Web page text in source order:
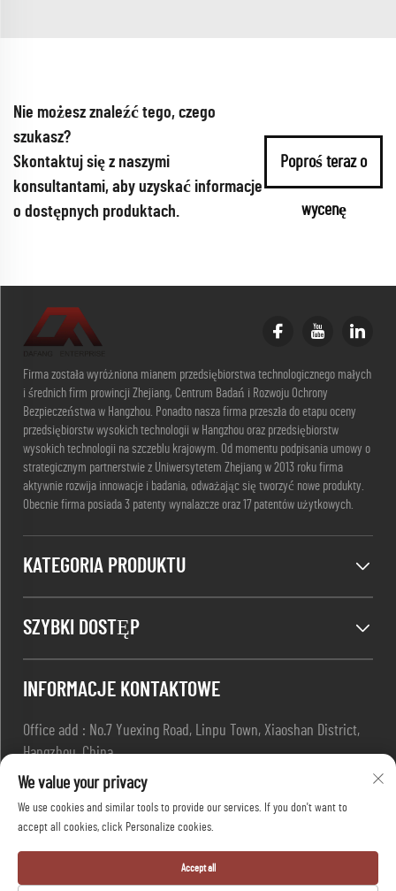
Nie możesz znaleźć tego, czego
szukasz?
Skontaktuj się z naszymi
konsultantami, aby uzyskać informacje
o dostępnych produktach.
Poproś teraz o
wycenę
Firma została wyróżniona mianem przedsiębiorstwa technologicznego małych
i średnich firm prowincji Zhejiang, Centrum Badań i Rozwoju Ochrony
Bezpieczeństwa w Hangzhou. Ponadto nasza firma przeszła do etapu oceny
przedsiębiorstw wysokich technologii w Hangzhou oraz przedsiębiorstw
wysokich technologii na szczeblu krajowym. Od momentu podpisania umowy o
strategicznym partnerstwie z Uniwersytetem Zhejiang w 2013 roku firma
aktywnie rozwija innowacje i badania, odważając się tworzyć nowe produkty.
Obecnie firma posiada 3 patenty wynalazcze oraz 17 patentów użytkowych.
KATEGORIA PRODUKTU
SZYBKI DOSTĘP
INFORMACJE KONTAKTOWE
Office add : No.7 Yuexing Road, Linpu Town, Xiaoshan District,
Hangzhou, China
/ E-mail: [email protected]
/ Telefonowo:
+86-13967169961
Copyright © Hangzhou Dafang Safety Co., Ltd Wszelkie prawa
zastrzeżone - Polityka prywatności- Blog
We value your privacy
We use cookies and similar tools to provide our services. If you don't want to
accept all cookies, click Personalize cookies.
Accept all